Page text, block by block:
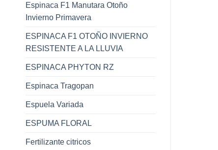
Espinaca F1 Manutara Otoño
Invierno Primavera
ESPINACA F1 OTOÑO INVIERNO
RESISTENTE A LA LLUVIA
ESPINACA PHYTON RZ
Espinaca Tragopan
Espuela Variada
ESPUMA FLORAL
Fertilizante citricos